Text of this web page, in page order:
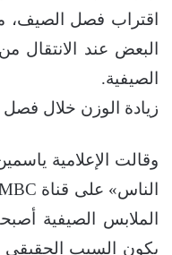
اقتراب فصل الصيف،
البعض عند الانتقال
الصيفية.
زيادة الوزن خلال فصل
وقالت الإعلامية
الملابس الصيفية
يكون السبب الحقيقي